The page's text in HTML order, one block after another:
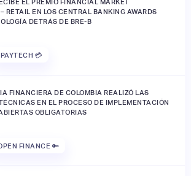
EL PREMIO FINANCIAL MARKET
RETAIL EN LOS CENTRAL BANKING AWARDS
DETRÁS DE BRE-B
PAYTECH 💳
FINANCIERA DE COLOMBIA REALIZÓ LAS
EN EL PROCESO DE IMPLEMENTACIÓN
OBLIGATORIAS
FINANCE 🔑